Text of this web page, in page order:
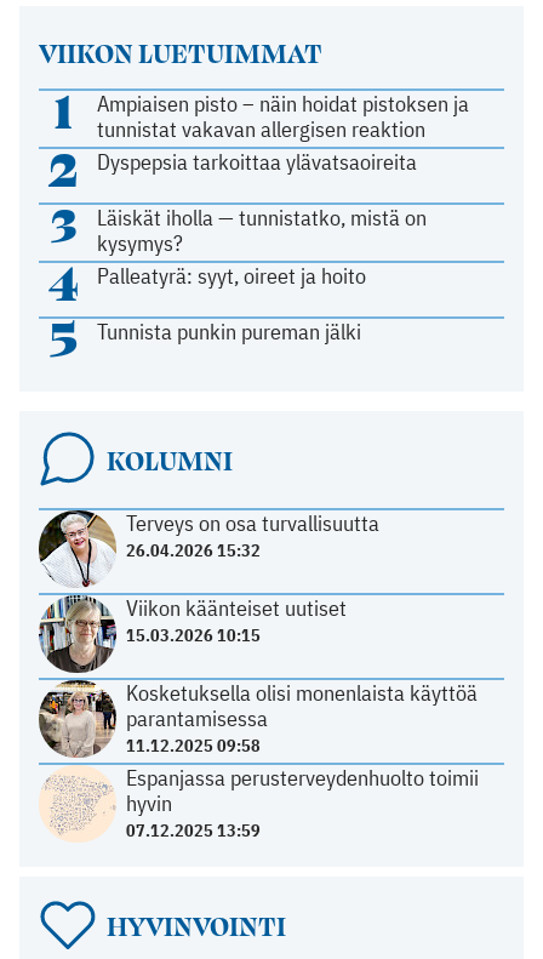
VIIKON LUETUIMMAT
1
Ampiaisen pisto – näin hoidat pistoksen ja
tunnistat vakavan allergisen reaktion
2 Dyspepsia tarkoittaa ylävatsaoireita
3
Läiskät iholla — tunnistatko, mistä on
kysymys?
4 Palleatyrä: syyt, oireet ja hoito
5 Tunnista punkin pureman jälki
KOLUMNI
Terveys on osa turvallisuutta
26.04.2026 15:32
Viikon käänteiset uutiset
15.03.2026 10:15
Kosketuksella olisi monenlaista käyttöä
parantamisessa
11.12.2025 09:58
Espanjassa perusterveydenhuolto toimii
hyvin
07.12.2025 13:59
HYVINVOINTI